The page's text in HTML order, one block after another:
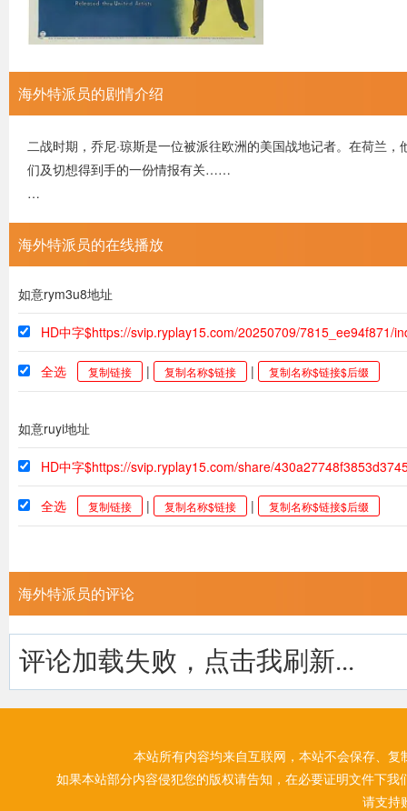
海外特派员的剧情介绍
二战时期，乔尼·琼斯是一位被派往欧洲的美国战地记者。在荷兰
们及切想得到手的一份情报有关……
…
海外特派员的在线播放
如意rym3u8地址
HD中字$https://svip.ryplay15.com/20250709/7815_ee94f871/
全选 复制链接 | 复制名称$链接 | 复制名称$链接$后缀
如意ruyi地址
HD中字$https://svip.ryplay15.com/share/
全选 复制链接 | 复制名称$链接 | 复制名称$链接$后缀
海外特派员的评论
评论加载失败，点击我刷新...
本站所有内容均来自互联网，本站不会保存、
如果本站部分内容侵犯您的版权请告知，在必要证明文件下
请支持